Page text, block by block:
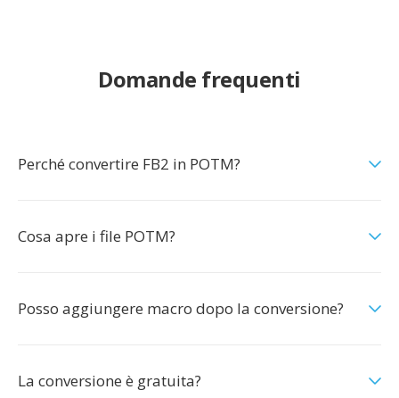
Domande frequenti
Perché convertire FB2 in POTM?
Cosa apre i file POTM?
Posso aggiungere macro dopo la conversione?
La conversione è gratuita?